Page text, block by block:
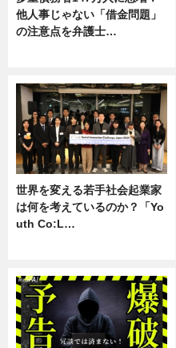
他人事じゃない「借金問題」
の注意点を弁護士…
世界を変える若手社会起業家
は何を考えているのか？「Yo
uth Co:L…